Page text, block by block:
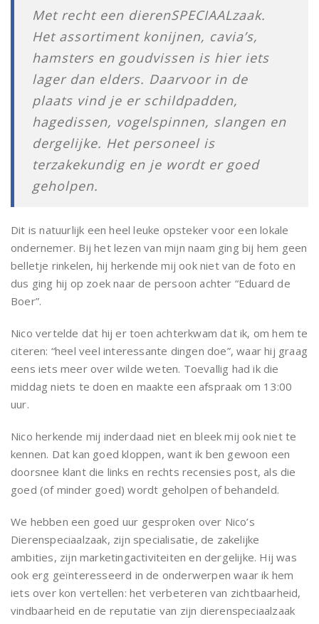
Met recht een dierenSPECIAALzaak.
Het assortiment konijnen, cavia’s,
hamsters en goudvissen is hier iets
lager dan elders. Daarvoor in de
plaats vind je er schildpadden,
hagedissen, vogelspinnen, slangen en
dergelijke. Het personeel is
terzakekundig en je wordt er goed
geholpen.
Dit is natuurlijk een heel leuke opsteker voor een lokale
ondernemer. Bij het lezen van mijn naam ging bij hem geen
belletje rinkelen, hij herkende mij ook niet van de foto en
dus ging hij op zoek naar de persoon achter “Eduard de
Boer”.
Nico vertelde dat hij er toen achterkwam dat ik, om hem te
citeren: “heel veel interessante dingen doe”, waar hij graag
eens iets meer over wilde weten. Toevallig had ik die
middag niets te doen en maakte een afspraak om 13:00
uur.
Nico herkende mij inderdaad niet en bleek mij ook niet te
kennen. Dat kan goed kloppen, want ik ben gewoon een
doorsnee klant die links en rechts recensies post, als die
goed (of minder goed) wordt geholpen of behandeld.
We hebben een goed uur gesproken over Nico’s
Dierenspeciaalzaak, zijn specialisatie, de zakelijke
ambities, zijn marketingactiviteiten en dergelijke. Hij was
ook erg geïnteresseerd in de onderwerpen waar ik hem
iets over kon vertellen: het verbeteren van zichtbaarheid,
vindbaarheid en de reputatie van zijn dierenspeciaalzaak